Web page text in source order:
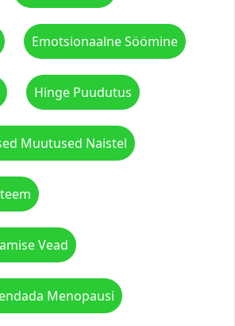
Emotsionaalne Söömine
Hinge Puudutus
Muutused Naistel
Vead
Menopausi